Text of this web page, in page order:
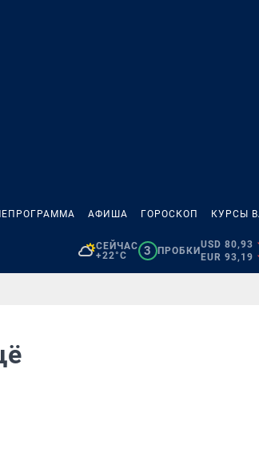
АФИША ГОРОСКОП КУРСЫ
СЕЙЧАС
+22°C
3 ПРОБКИ
USD 80,93
EUR 93,19